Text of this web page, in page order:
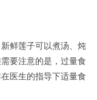
鲜莲子可以煮汤、炖
要注意的是，过量食
医生的指导下适量食